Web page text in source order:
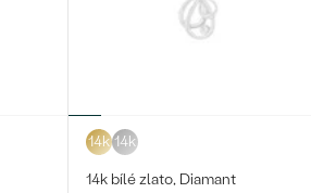
14k 14k
14k bílé zlato, Diamant